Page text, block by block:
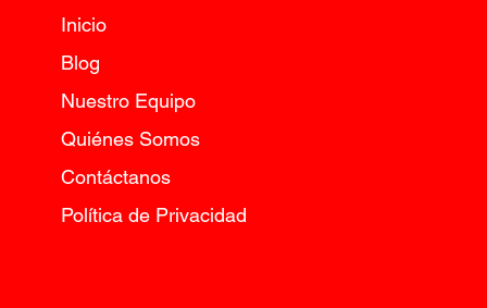
Consejos esenciales para los
conductores de Texas después de
una tormenta invernal.
Inicio
Blog
Nuestro Equipo
Quiénes Somos
Contáctanos
Política de Privacidad